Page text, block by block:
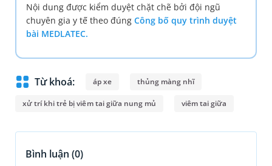
Nội dung được kiểm duyệt chặt chẽ bởi đội ngũ
chuyên gia y tế theo đúng Công bố quy trình duyệt
bài MEDLATEC.
Từ khoá: áp xe thủng màng nhĩ
xử trí khi trẻ bị viêm tai giữa nung mủ viêm tai giữa
Bình luận (0)